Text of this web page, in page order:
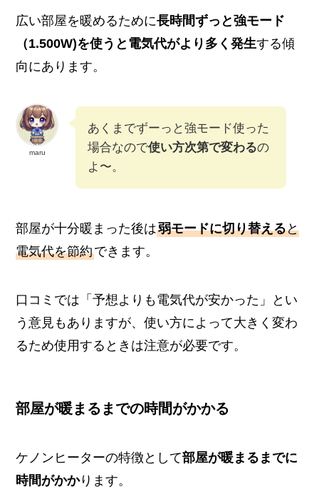
広い部屋を暖めるために長時間ずっと強モード
（1.500W)を使うと電気代がより多く発生する傾
向にあります。
maru
あくまでずーっと強モード使った
場合なので使い方次第で変わるの
よ〜。
部屋が十分暖まった後は弱モードに切り替えると
電気代を節約できます。
口コミでは「予想よりも電気代が安かった」とい
う意見もありますが、使い方によって大きく変わ
るため使用するときは注意が必要です。
部屋が暖まるまでの時間がかかる
ケノンヒーターの特徴として部屋が暖まるまでに
時間がかかります。